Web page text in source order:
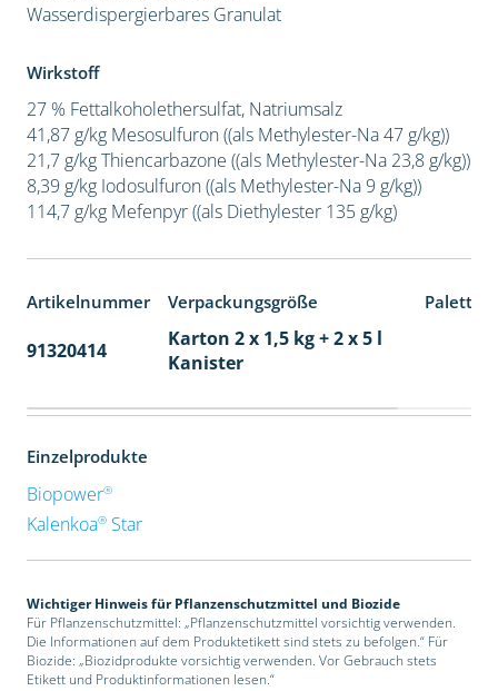
Wasserdispergierbares Granulat
Wirkstoff
27 % Fettalkoholethersulfat, Natriumsalz
41,87 g/kg Mesosulfuron ((als Methylester-Na 47 g/kg))
21,7 g/kg Thiencarbazone ((als Methylester-Na 23,8 g/kg))
8,39 g/kg Iodosulfuron ((als Methylester-Na 9 g/kg))
114,7 g/kg Mefenpyr ((als Diethylester 135 g/kg)
Artikelnummer Verpackungsgröße
91320414
Karton 2 x 1,5 kg + 2 x 5 l
Kanister
Einzelprodukte
Biopower®
Kalenkoa®Star
Wichtiger Hinweis für Pflanzenschutzmittel und Biozide
Für Pflanzenschutzmittel: „Pflanzenschutzmittel vorsichtig verwenden.
Die Informationen auf dem Produktetikett sind stets zu befolgen.“ Für
Biozide: „Biozidprodukte vorsichtig verwenden. Vor Gebrauch stets
Etikett und Produktinformationen lesen.“